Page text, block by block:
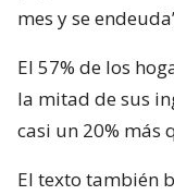
mes y se
El 57% de los
la mitad de sus
casi un 20% más
El texto también